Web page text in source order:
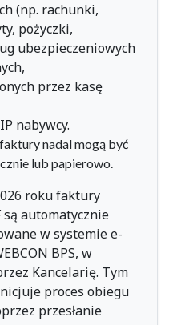
(np. rachunki,
pożyczki,
ubezpieczeniowych
przez kasę
nabywcy.
nadal mogą być
lub papierowo.
roku faktury
są automatycznie
w systemie e-
BPS, w
Kancelarię. Tym
proces obiegu
przesłanie